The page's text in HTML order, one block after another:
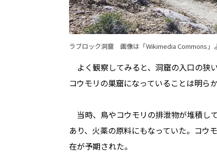
ラブロック洞窟 画像は「Wikimedia Commons」
よく観察してみると、洞窟の入口の狭
コウモリの巣窟になっていることは明らか
当時、鳥やコウモリの排泄物が堆積し
あり、火薬の原料にもなっていた。コウ
在が予期された。